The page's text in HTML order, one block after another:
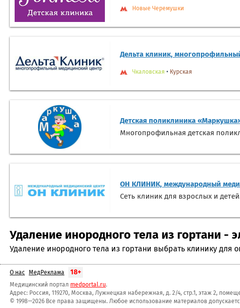
Новые Черемушки
Дельта клиник,
Чкаловская • Курская
Детская поликлиника
Многопрофильная детская
ОН КЛИНИК, международный
Сеть клиник для взрослых и
Удаление инородного тела из гортани -
Удаление инородного тела из гортани выбрать клинику
О нас МедРеклама 18+
Медицинский портал medportal.ru.
Адрес: Россия, 119270, Москва, Лужнецкая набережная, д. 2/4, стр.1, этаж 2,
© 1998—2026 Все права защищены. Любое использование материалов